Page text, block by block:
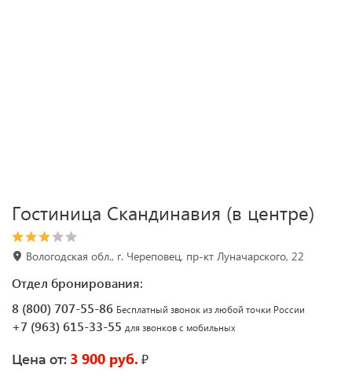
Гостиница Скандинавия (в центре)
Вологодская обл., г. Череповец, пр-кт Луначарского, 22
Отдел бронирования:
8 (800) 707-55-86 Бесплатный звонок из любой точки России
+7 (963) 615-33-55 для звонков с мобильных
Цена от: 3 900 руб. ₽